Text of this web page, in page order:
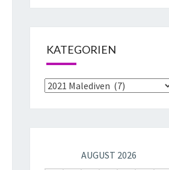
KATEGORIEN
AUGUST 2026